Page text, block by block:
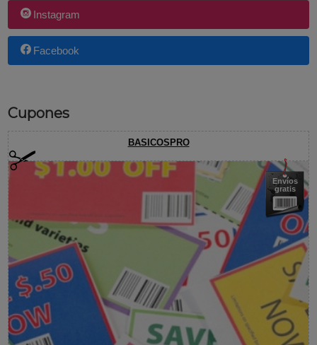
Instagram
Facebook
Cupones
BASICOSPRO
Envíos
gratis